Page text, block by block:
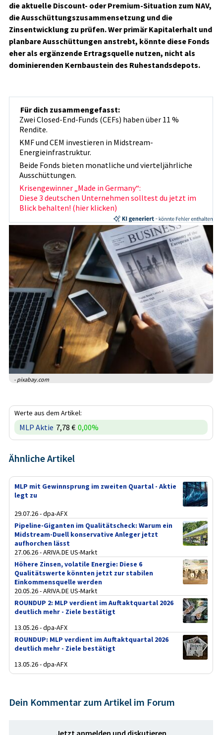
die aktuelle Discount- oder Premium-Situation zum NAV,
die Ausschüttungszusammensetzung und die
Zinsentwicklung zu prüfen. Wer primär Kapitalerhalt und
planbare Ausschüttungen anstrebt, könnte diese Fonds
eher als ergänzende Ertragsquelle nutzen, nicht als
dominierenden Kernbaustein des Ruhestandsdepots.
Für dich zusammengefasst:
Zwei Closed-End-Funds (CEFs) haben über 11 %
Rendite.
KMF und CEM investieren in Midstream-
Energieinfrastruktur.
Beide Fonds bieten monatliche und vierteljährliche
Ausschüttungen.
Krisengewinner „Made in Germany“:
Diese 3 deutschen Unternehmen solltest du jetzt im
Blick behalten! (hier klicken)
- pixabay.com
Werte aus dem Artikel:
MLP Aktie 7,78 € 0,00%
Ähnliche Artikel
MLP mit Gewinnsprung im zweiten Quartal - Aktie
legt zu
29.07.26 - dpa-AFX
Pipeline-Giganten im Qualitätscheck: Warum ein
Midstream-Duell konservative Anleger jetzt
aufhorchen lässt
27.06.26 - ARIVA.DE US-Markt
Höhere Zinsen, volatile Energie: Diese 6
Qualitätswerte könnten jetzt zur stabilen
Einkommensquelle werden
20.05.26 - ARIVA.DE US-Markt
ROUNDUP 2: MLP verdient im Auftaktquartal 2026
deutlich mehr - Ziele bestätigt
13.05.26 - dpa-AFX
ROUNDUP: MLP verdient im Auftaktquartal 2026
deutlich mehr - Ziele bestätigt
13.05.26 - dpa-AFX
Dein Kommentar zum Artikel im Forum
Jetzt anmelden und diskutieren